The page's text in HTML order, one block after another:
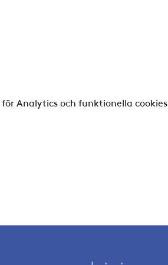
Analytics och funktionella